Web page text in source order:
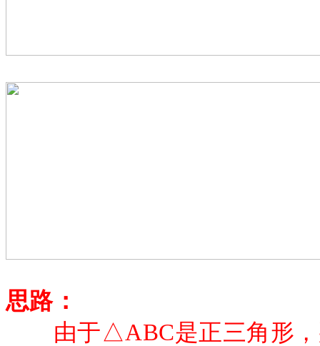
思路：
由于△ABC是正三角形